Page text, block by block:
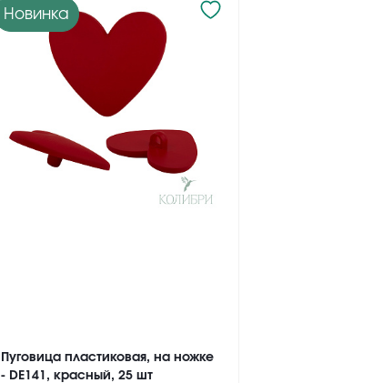
Новинка
Пуговица пластиковая, на ножке
- DE141, красный, 25 шт